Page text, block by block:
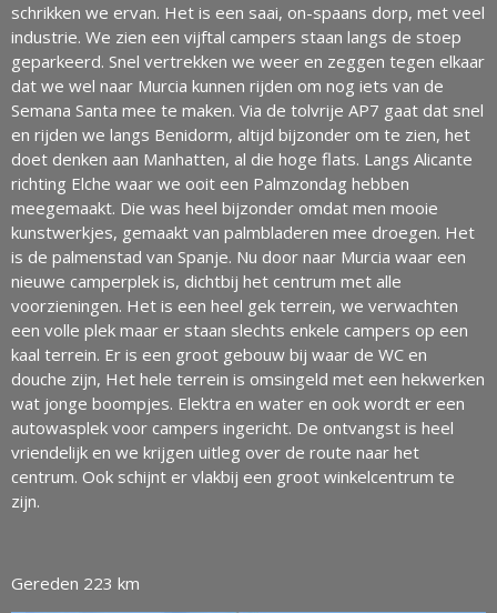
schrikken we ervan. Het is een saai, on-spaans dorp, met veel
industrie. We zien een vijftal campers staan langs de stoep
geparkeerd. Snel vertrekken we weer en zeggen tegen elkaar
dat we wel naar Murcia kunnen rijden om nog iets van de
Semana Santa mee te maken. Via de tolvrije AP7 gaat dat snel
en rijden we langs Benidorm, altijd bijzonder om te zien, het
doet denken aan Manhatten, al die hoge flats. Langs Alicante
richting Elche waar we ooit een Palmzondag hebben
meegemaakt. Die was heel bijzonder omdat men mooie
kunstwerkjes, gemaakt van palmbladeren mee droegen. Het
is de palmenstad van Spanje. Nu door naar Murcia waar een
nieuwe camperplek is, dichtbij het centrum met alle
voorzieningen. Het is een heel gek terrein, we verwachten
een volle plek maar er staan slechts enkele campers op een
kaal terrein. Er is een groot gebouw bij waar de WC en
douche zijn, Het hele terrein is omsingeld met een hekwerken
wat jonge boompjes. Elektra en water en ook wordt er een
autowasplek voor campers ingericht. De ontvangst is heel
vriendelijk en we krijgen uitleg over de route naar het
centrum. Ook schijnt er vlakbij een groot winkelcentrum te
zijn.
Gereden 223 km